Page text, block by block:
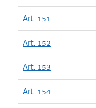
Art. 151
Art. 152
Art. 153
Art. 154